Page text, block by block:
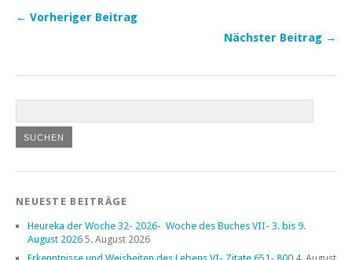
← Vorheriger Beitrag
Nächster Beitrag →
NEUESTE BEITRÄGE
Heureka der Woche 32- 2026- Woche des Buches VII- 3. bis 9.
August 2026 5. August 2026